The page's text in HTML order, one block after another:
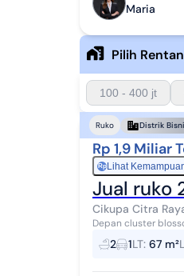
Maria
Pilih
100 - 400 jt
Ruko Distrik
Rp 1,9 Miliar
RpLihat
Jual ruko
Cikupa Citra
2 1LT: 67 m²